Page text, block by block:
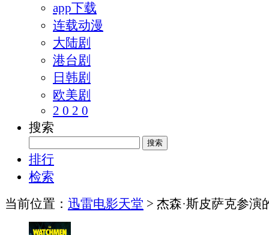
app下载
连载动漫
大陆剧
港台剧
日韩剧
欧美剧
2 0 2 0
搜索
排行
检索
当前位置： 迅雷电影天堂 > 杰森·斯皮萨克参演